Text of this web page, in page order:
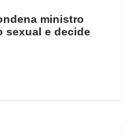
ministro
sexual e decide